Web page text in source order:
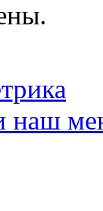
наш